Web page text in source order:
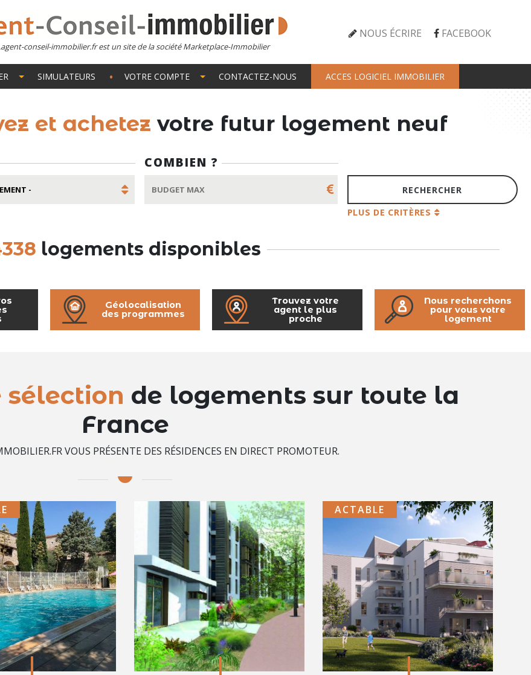
conseil-immobilier.fr est un site de la société Marketplace-Immobilier
NOUS ÉCRIRE FACEBOOK
SIMULATEURS VOTRE COMPTE CONTACTEZ-NOUS ACCES LOGICIEL IMMOBILIER
et achetez votre futur logement neuf
COMBIEN ?
PLUS DE CRITÈRES
logements disponibles
Géolocalisation
des programmes
Trouvez votre
agent le plus
proche
Nous recherchons
pour vous votre
logement
sélection de logements sur toute la
France
VOUS PRÉSENTE DES RÉSIDENCES EN DIRECT PROMOTEUR.
ACTABLE